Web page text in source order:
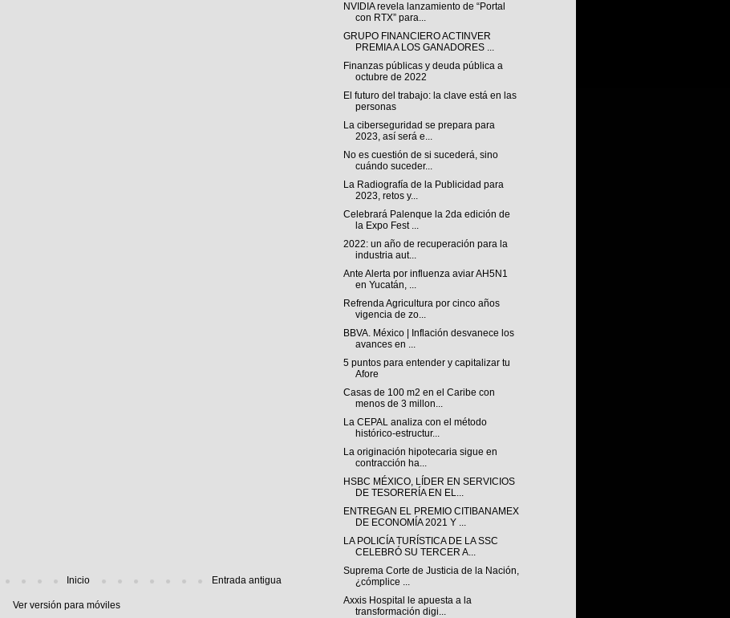
Entrada antigua
Inicio
Ver versión para móviles
NVIDIA revela lanzamiento de “Portal
con RTX” para...
GRUPO FINANCIERO ACTINVER
PREMIA A LOS GANADORES ...
Finanzas públicas y deuda pública a
octubre de 2022
El futuro del trabajo: la clave está en las
personas
La ciberseguridad se prepara para
2023, así será e...
No es cuestión de si sucederá, sino
cuándo suceder...
La Radiografía de la Publicidad para
2023, retos y...
Celebrará Palenque la 2da edición de
la Expo Fest ...
2022: un año de recuperación para la
industria aut...
Ante Alerta por influenza aviar AH5N1
en Yucatán, ...
Refrenda Agricultura por cinco años
vigencia de zo...
BBVA. México | Inflación desvanece los
avances en ...
5 puntos para entender y capitalizar tu
Afore
Casas de 100 m2 en el Caribe con
menos de 3 millon...
La CEPAL analiza con el método
histórico-estructur...
La originación hipotecaria sigue en
contracción ha...
HSBC MÉXICO, LÍDER EN SERVICIOS
DE TESORERÍA EN EL...
ENTREGAN EL PREMIO CITIBANAMEX
DE ECONOMÍA 2021 Y ...
LA POLICÍA TURÍSTICA DE LA SSC
CELEBRÓ SU TERCER A...
Suprema Corte de Justicia de la Nación,
¿cómplice ...
Axxis Hospital le apuesta a la
transformación digi...